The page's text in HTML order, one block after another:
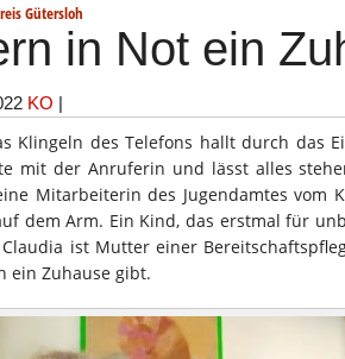
Gütersloh
in Not ein
KO |
Klingeln des Telefons hallt durch das
mit der Anruferin und lässt alles
Mitarbeiterin des Jugendamtes vom
dem Arm. Ein Kind, das erstmal für
ist Mutter einer
ein Zuhause gibt.